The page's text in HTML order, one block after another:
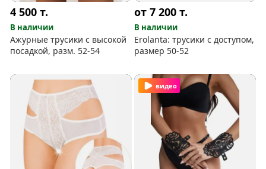
4 500т.
В наличии
Ажурные трусики с высокой
посадкой, разм. 52-54
от 7 200т.
В наличии
Erolanta: трусики с доступом,
размер 50-52
видео